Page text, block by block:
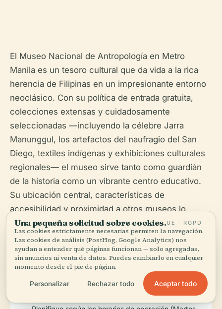
El Museo Nacional de Antropología en Metro
Manila es un tesoro cultural que da vida a la rica
herencia de Filipinas en un impresionante entorno
neoclásico. Con su política de entrada gratuita,
colecciones extensas y cuidadosamente
seleccionadas —incluyendo la célebre Jarra
Manunggul, los artefactos del naufragio del San
Diego, textiles indígenas y exhibiciones culturales
regionales— el museo sirve tanto como guardián
de la historia como un vibrante centro educativo.
Su ubicación central, características de
accesibilidad y proximidad a otros museos lo
convierten en un destino ideal para la exploración
cultural en Manila ( Historia del Museo Nacional
Lifestyle).
Una pequeña solicitud sobre cookies.UE · RGPD
Las cookies estrictamente necesarias permiten la navegación.
Las cookies de análisis (PostHog, Google Analytics) nos
ayudan a entender qué páginas funcionan — solo agregadas,
sin anuncios ni venta de datos. Puedes cambiarlo en cualquier
momento desde el pie de página.
Personalizar Rechazar todo Aceptar todo